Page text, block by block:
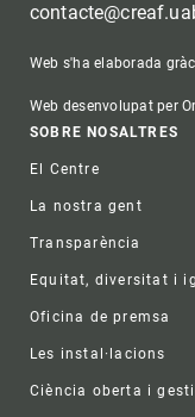
Web s'ha elaborada
Web desenvolupat per
Footer
SOBRE NOSALTRES
El Centre
La nostra gent
Transparència
Equitat, diversitat i
Oficina de premsa
Les instal·lacions
Ciència oberta i